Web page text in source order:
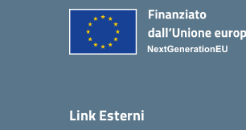
Link Esterni